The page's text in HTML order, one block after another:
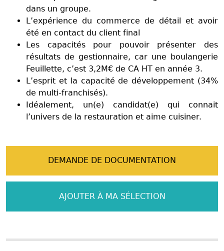
dans un groupe.
L’expérience du commerce de détail et avoir
été en contact du client final
Les capacités pour pouvoir présenter des
résultats de gestionnaire, car une boulangerie
Feuillette, c’est 3,2M€ de CA HT en année 3.
L’esprit et la capacité de développement (34%
de multi-franchisés).
Idéalement, un(e) candidat(e) qui connait
l’univers de la restauration et aime cuisiner.
DEMANDE DE DOCUMENTATION
AJOUTER À MA SÉLECTION